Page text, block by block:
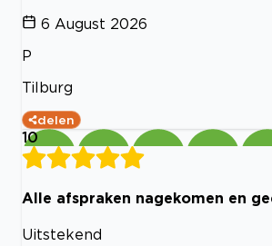
6 August 2026
P
Tilburg
delen
10
Alle afspraken nagekomen en
Uitstekend